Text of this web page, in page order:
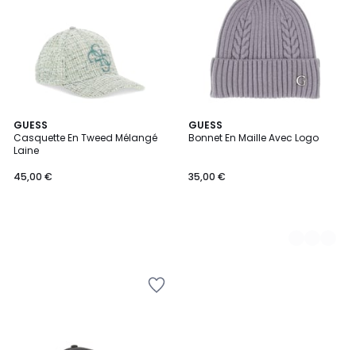
GUESS
Casquette En Tweed Mélangé
Laine
45,00 €
GUESS
Bonnet En Maille Avec Logo
35,00 €
2
Couleurs